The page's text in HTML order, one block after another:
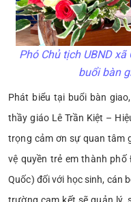
Phó Chủ tịch UBND
buổi bàn
Phát biểu tại buổi bàn
thầy giáo Lê Trần Kiệt –
trọng cảm ơn sự quan tâm
vệ quyền trẻ em thành phố
Quốc) đối với học sinh, cán